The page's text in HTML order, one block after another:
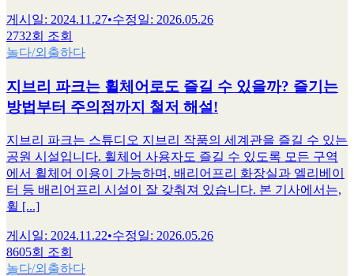
게시일: 2024.11.27•수정일: 2026.05.26
2732회 조회
놀다/외출하다
지브리 파크는 휠체어로도 즐길 수 있을까? 즐기는
방법부터 주의점까지 철저 해설!
지브리 파크는 스튜디오 지브리 작품의 세계관을 즐길 수 있는
공원 시설입니다. 휠체어 사용자도 즐길 수 있도록 모든 구역
에서 휠체어 이용이 가능하며, 배리어프리 화장실과 엘리베이
터 등 배리어프리 시설이 잘 갖춰져 있습니다. 본 기사에서는,
휠 [...]
게시일: 2024.11.22•수정일: 2026.05.26
8605회 조회
놀다/외출하다